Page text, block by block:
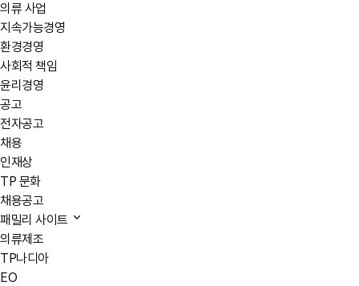
의류 사업
지속가능경영
환경경영
사회적 책임
윤리경영
공고
전자공고
채용
인재상
TP 문화
채용공고
패밀리 사이트
의류제조
TP나디아
EO